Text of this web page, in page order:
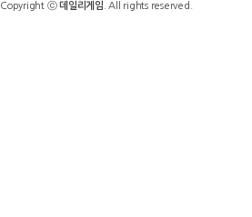
Copyright ⓒ데일리게임 . All rights reserved.